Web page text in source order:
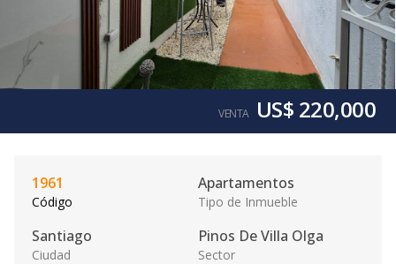
VENTA US$ 220,000
1961
Código
Apartamentos
Tipo de Inmueble
Santiago
Ciudad
Pinos De Villa Olga
Sector